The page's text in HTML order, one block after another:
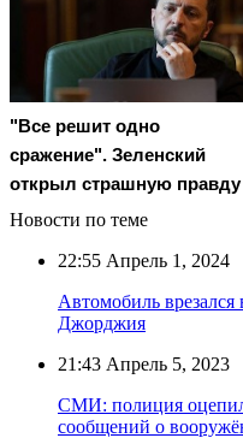
"Все решит одно
сражение". Зеленский
открыл страшную правду
Новости по теме
22:55 Апрель 1, 2024
Автомобиль
Джорджия
21:43 Апрель 5, 2023
СМИ: полиция
сообщений о